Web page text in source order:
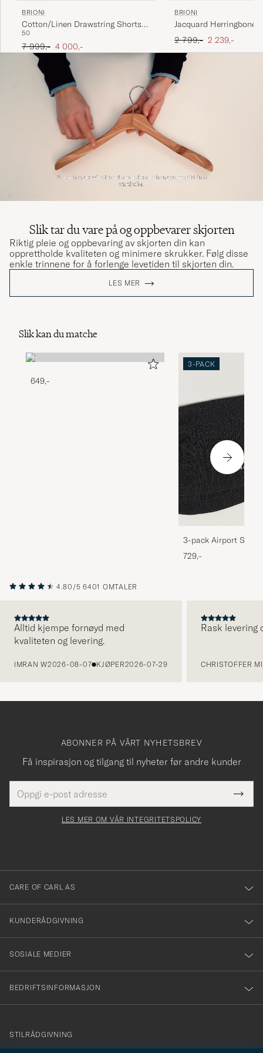
BRIONI
Cotton/Linen Drawstring Shorts
Beige
50
Ordinær pris
7 999,- Nedsatt pris
4 000,-
BRIONI
Jacquard Herringbone
Navy
Ordinær pris
2 799,- Nedsatt pris
2 239,-
Slik tar du vare på og oppbevarer skjorten
Riktig pleie og oppbevaring av skjorten din kan
opprettholde kvaliteten og minimere skrukker. Følg disse
enkle trinnene for å forlenge levetiden til skjorten din.
LES MER
Slik kan du matche
649,-
3-PACK
3-pack Airport
Melange
729,-
4.80/5 6401 OMTALER
Alltid kjempe fornøyd med
kvaliteten og levering.
IMRAN W2026-08-07 KJØPER2026-07-29
Rask levering
CHRISTOFFER
ABONNER PÅ VÅRT NYHETSBREV
Få inspirasjon og tilgang til nyheter før andre kunder
postadresse
felt
Tack
för
dig
till
vårt
nyhetsbrev!
LES MER OM VÅR INTEGRITETSPOLICY
CARE OF CARL AS
KUNDERÅDGIVNING
SOSIALE MEDIER
BEDRIFTSINFORMASJON
info@careofcarl.no
STILRÅDGIVNING